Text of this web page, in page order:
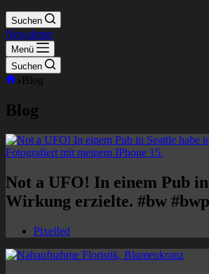
Suchen
Newsletter
Menü
Suchen
StartBlog
Blog
Not a UFO! In einem Pub
Wirkung erzielte. #bw
Pixelfed